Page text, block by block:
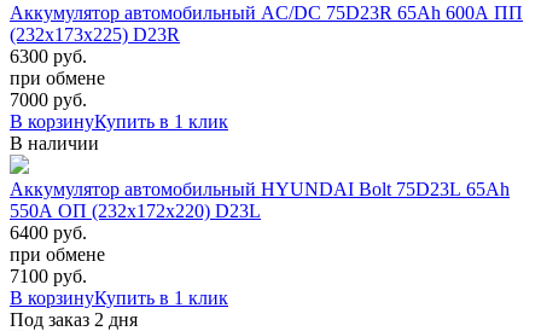
Аккумулятор автомобильный AC/DC 75D23R 65Ah 600A ПП
(232х173х225) D23R
6300 руб.
при обмене
7000 руб.
В корзинуКупить в 1 клик
В наличии
Аккумулятор автомобильный HYUNDAI Bolt 75D23L 65Ah
550A ОП (232x172x220) D23L
6400 руб.
при обмене
7100 руб.
В корзинуКупить в 1 клик
Под заказ 2 дня